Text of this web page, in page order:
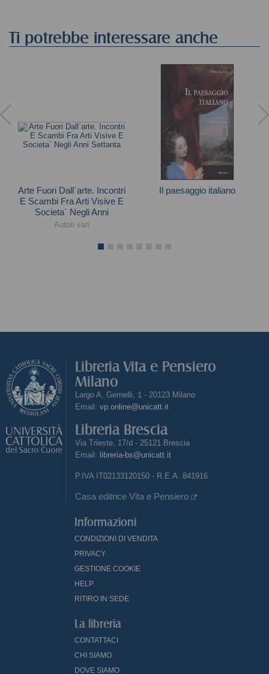
Ti potrebbe interessare anche
Arte Fuori Dall`arte. Incontri
E Scambi Fra Arti Visive E
Societa` Negli Anni
Settanta
Autori vari
Il paesaggio italiano
Libreria Vita e Pensiero
Milano
Largo A. Gemelli, 1 - 20123 Milano
Email: vp.online@unicatt.it
Libreria Brescia
Via Trieste, 17/d - 25121 Brescia
Email: libreria-bs@unicatt.it
P.IVA IT02133120150 - R.E.A. 841916
Casa editrice Vita e Pensiero
Informazioni
CONDIZIONI DI VENDITA
PRIVACY
GESTIONE COOKIE
HELP
RITIRO IN SEDE
La libreria
CONTATTACI
CHI SIAMO
DOVE SIAMO